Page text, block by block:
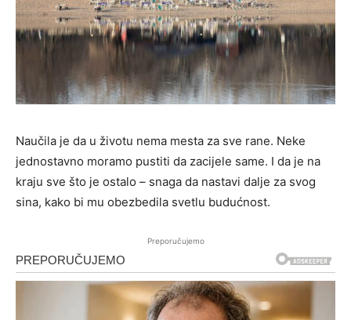
Naučila je da u životu nema mesta za sve rane. Neke
jednostavno moramo pustiti da zacijele same. I da je na
kraju sve što je ostalo – snaga da nastavi dalje za svog
sina, kako bi mu obezbedila svetlu budućnost.
Preporučujemo